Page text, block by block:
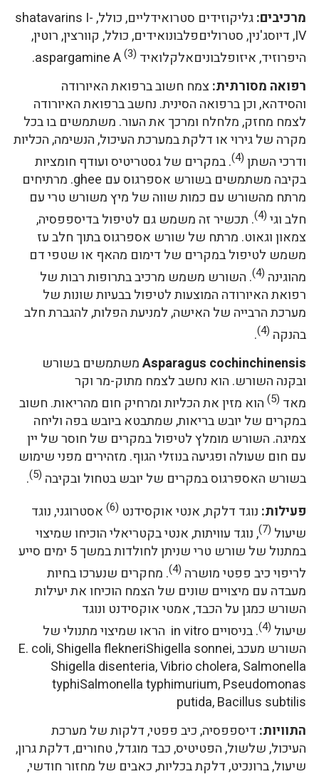
מרכיבים:
גליקוזידים סטרואידליים, כולל, shatavarins I-
IV, דיוסג'נין, סטרוליםפלבונואידים, כולל, קוורצין, רוטין,
היפרוזיד, איזופלבוניםאלקלואיד aspargamine A (3)
.
רפואה מסורתית:צמח חשוב ברפואת האיורודה
והסידהא, וכן ברפואה הסינית. נחשב ברפואת האיורודה
לצמח מחזק, מלחלח ומרכך את העור. משתמשים בו בכל
מקרה של גירוי או דלקת במערכת העיכול, הנשימה, הכליות
ודרכי השתן (4) . במקרים של גסטריטיס ועודף חומציות
בקיבה משתמשים בשורש אספרגוס עם ghee. מרתיחים
מרתח מהשורש עם כמות שווה של מיץ משורש טרי עם
חלב וגי (4) . תכשיר זה משמש גם לטיפול בדיספפסיה,
צמאון וגאוט. מרתח של שורש אספרגוס בתוך חלב עז
משמש לטיפול במקרים של דימום מהאף או שטפי דם
מהוגינה (4) . השורש משמש מרכיב בתרופות רבות של
רפואת האיורודה המוצעות לטיפול בבעיות שונות של
מערכת הרבייה של האישה, למניעת הפלות, להגברת חלב
בהנקה (4)
.
Asparagus cochinchinensisמשתמשים בשורש
ובקנה השורש. הוא נחשב לצמח מתוק-מר וקר
מאד (5) הוא מזין את הכליות ומרחיק חום מהריאות. חשוב
במקרים של יובש בריאות, שמתבטא ביובש בפה וליחה
צמיגה. השורש מומלץ לטיפול במקרים של חוסר של יין
עם חום שעולה ופגיעה בנוזלי הגוף. מזהירים מפני שימוש
בשורש האספרגוס במקרים של יובש בטחול ובקיבה (5)
.
פעילות: נוגד דלקת, אנטי אוקסידנט (6) אסטרוגני, נוגד
שיעול (7) , נוגד עוויתות, אנטי בקטריאלי הוכיחו שמיצוי
במתנול של שורש טרי שניתן לחולדות במשך 5 ימים סייע
לריפוי כיב פפטי מושרה (4) . מחקרים שנערכו בחיות
מעבדה עם מיצויים שונים של הצמח הוכיחו את יעילות
השורש כמגן על הכבד, אמטי אוקסידנט ונוגד
שיעול (4)
. בניסויים in vitro הראו שמיצוי מתנולי של
השורש מעכב E. coli, Shigella flekneriShigella sonnei,
Shigella disenteria, Vibrio cholera, Salmonella
typhiSalmonella typhimurium, Pseudomonas
putida, Bacillus subtilis
התוויות: דיספפסיה, כיב פפטי, דלקות של מערכת
העיכול, שלשול, הפטיטיס, כבד מוגדל, טחורים, דלקת גרון,
שיעול, ברונכיט, דלקת בכליות, כאבים של מחזור חודשי,